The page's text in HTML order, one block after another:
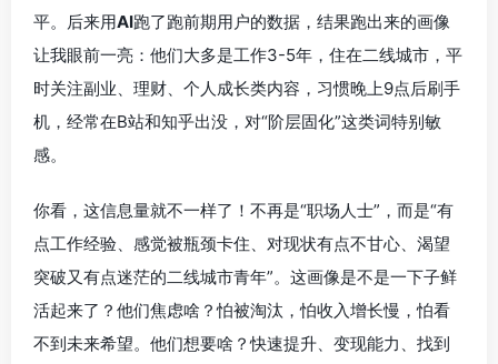
平。后来用AI跑了跑前期用户的数据，结果跑出来的画像
让我眼前一亮：他们大多是工作3-5年，住在二线城市，平
时关注副业、理财、个人成长类内容，习惯晚上9点后刷手
机，经常在B站和知乎出没，对“阶层固化”这类词特别敏
感。
你看，这信息量就不一样了！不再是“职场人士”，而是“有
点工作经验、感觉被瓶颈卡住、对现状有点不甘心、渴望
突破又有点迷茫的二线城市青年”。这画像是不是一下子鲜
活起来了？他们焦虑啥？怕被淘汰，怕收入增长慢，怕看
不到未来希望。他们想要啥？快速提升、变现能力、找到